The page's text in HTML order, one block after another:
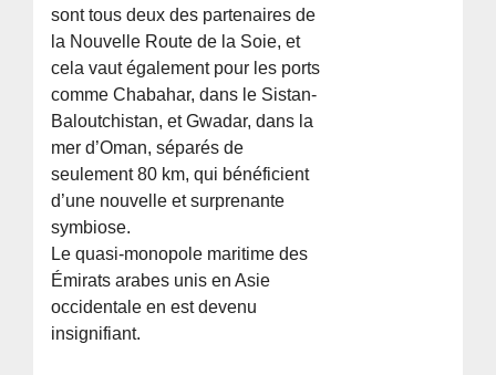
sont tous deux des partenaires de
la Nouvelle Route de la Soie, et
cela vaut également pour les ports
comme Chabahar, dans le Sistan-
Baloutchistan, et Gwadar, dans la
mer d’Oman, séparés de
seulement 80 km, qui bénéficient
d’une nouvelle et surprenante
symbiose.
Le quasi-monopole maritime des
Émirats arabes unis en Asie
occidentale en est devenu
insignifiant.